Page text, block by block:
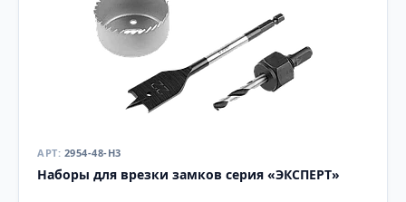
2954-48-H3
Наборы для врезки замков серия «ЭКСПЕРТ»